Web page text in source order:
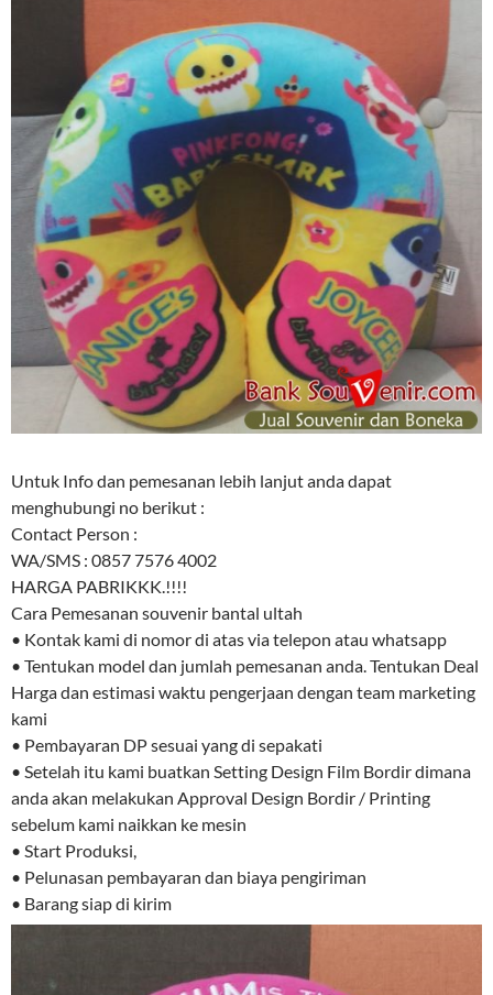
Untuk Info dan pemesanan lebih lanjut anda dapat
menghubungi no berikut :
Contact Person :
WA/SMS : 0857 7576 4002
HARGA PABRIKKK.!!!!
Cara Pemesanan souvenir bantal ultah
• Kontak kami di nomor di atas via telepon atau whatsapp
• Tentukan model dan jumlah pemesanan anda. Tentukan Deal
Harga dan estimasi waktu pengerjaan dengan team marketing
kami
• Pembayaran DP sesuai yang di sepakati
• Setelah itu kami buatkan Setting Design Film Bordir dimana
anda akan melakukan Approval Design Bordir / Printing
sebelum kami naikkan ke mesin
• Start Produksi,
• Pelunasan pembayaran dan biaya pengiriman
• Barang siap di kirim